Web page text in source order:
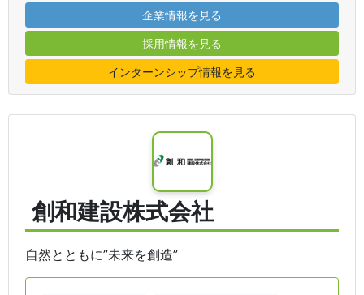
企業情報を見る
採用情報を見る
インターンシップ情報を見る
創和建設株式会社
自然とともに”未来を創造”